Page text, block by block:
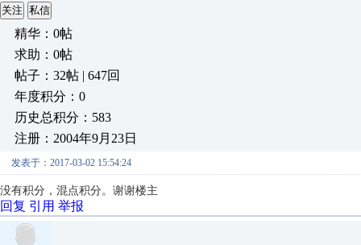
关注 私信
精华：0帖
求助：0帖
帖子：32帖 | 647回
年度积分：0
历史总积分：583
注册：2004年9月23日
发表于：2017-03-02 15:54:24
没有积分，混点积分。谢谢楼主
回复 引用 举报